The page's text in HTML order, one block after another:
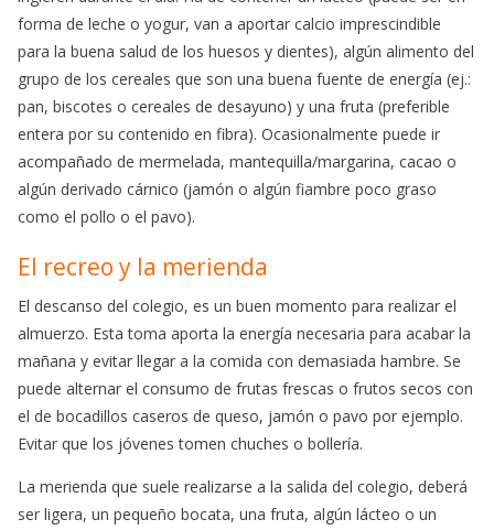
forma de leche o yogur, van a aportar calcio imprescindible
para la buena salud de los huesos y dientes), algún alimento del
grupo de los cereales que son una buena fuente de energía (ej.:
pan, biscotes o cereales de desayuno) y una fruta (preferible
entera por su contenido en fibra). Ocasionalmente puede ir
acompañado de mermelada, mantequilla/margarina, cacao o
algún derivado cárnico (jamón o algún fiambre poco graso
como el pollo o el pavo).
El recreo y la merienda
El descanso del colegio, es un buen momento para realizar el
almuerzo. Esta toma aporta la energía necesaria para acabar la
mañana y evitar llegar a la comida con demasiada hambre. Se
puede alternar el consumo de frutas frescas o frutos secos con
el de bocadillos caseros de queso, jamón o pavo por ejemplo.
Evitar que los jóvenes tomen chuches o bollería.
La merienda que suele realizarse a la salida del colegio, deberá
ser ligera, un pequeño bocata, una fruta, algún lácteo o un